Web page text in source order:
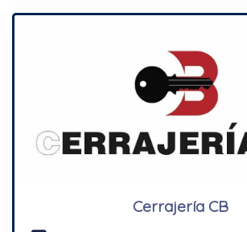
Cerrajería CB